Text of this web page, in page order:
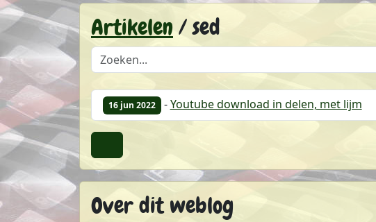
Artikelen/ sed
Doorzoek de lijst met artikelen
16 jun 2022 -Youtube download in delen, met lijm
Over dit weblog